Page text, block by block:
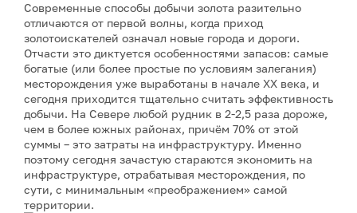
Современные способы добычи золота разительно
отличаются от первой волны, когда приход
золотоискателей означал новые города и дороги.
Отчасти это диктуется особенностями запасов: самые
богатые (или более простые по условиям залегания)
месторождения уже выработаны в начале XX века, и
сегодня приходится тщательно считать эффективность
добычи. На Севере любой рудник в 2-2,5 раза дороже,
чем в более южных районах, причём 70% от этой
суммы – это затраты на инфраструктуру. Именно
поэтому сегодня зачастую стараются экономить на
инфраструктуре, отрабатывая месторождения, по
сути, с минимальным «преображением» самой
территории.